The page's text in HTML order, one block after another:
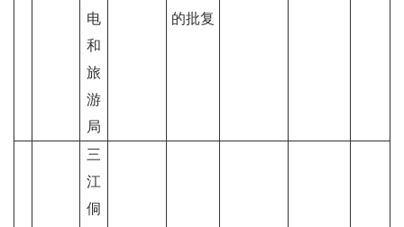
电
和
旅
游
局
的批复
三
江
侗